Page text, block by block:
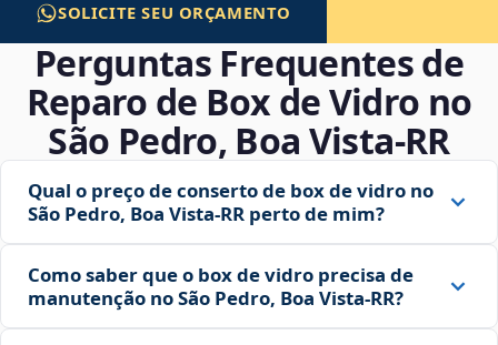
SOLICITE SEU ORÇAMENTO
Perguntas Frequentes de
Reparo de Box de Vidro no
São Pedro, Boa Vista‑RR
Qual o preço de conserto de box de vidro no
São Pedro, Boa Vista‑RR perto de mim?
Como saber que o box de vidro precisa de
manutenção no São Pedro, Boa Vista‑RR?